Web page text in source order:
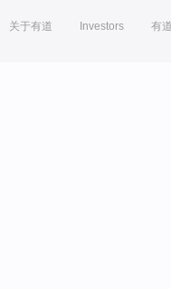
关于有道 Investors 有